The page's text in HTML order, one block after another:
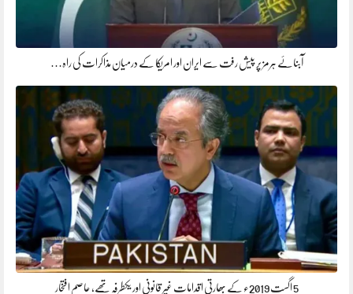
آبنائے ہرمز پر پیش رفت سے ایران اور امریکا کے درمیان مذاکرات کی راہ…
5 اگست 2019ء کے بھارتی اقدامات غیر قانونی اور یکطرفہ تھے، عاصم افتخار